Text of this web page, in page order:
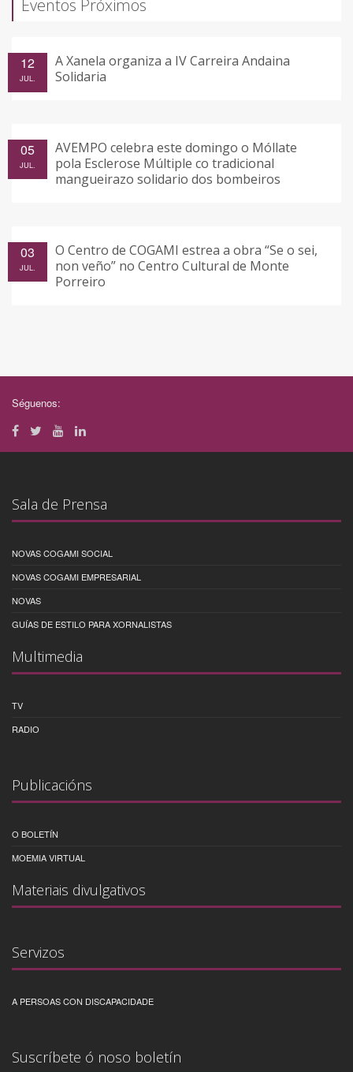
Eventos Próximos
A Xanela organiza a IV Carreira Andaina
Solidaria
12
JUL.
AVEMPO celebra este domingo o Móllate
pola Esclerose Múltiple co tradicional
mangueirazo solidario dos bombeiros
05
JUL.
O Centro de COGAMI estrea a obra “Se o sei,
non veño” no Centro Cultural de Monte
Porreiro
03
JUL.
Séguenos:
Sala de Prensa
NOVAS COGAMI SOCIAL
NOVAS COGAMI EMPRESARIAL
NOVAS
GUÍAS DE ESTILO PARA XORNALISTAS
Multimedia
TV
RADIO
Publicacións
O BOLETÍN
MOEMIA VIRTUAL
Materiais divulgativos
Servizos
A PERSOAS CON DISCAPACIDADE
Suscríbete ó noso boletín